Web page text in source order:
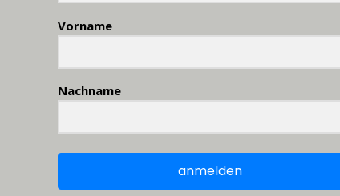
Vorname
Nachname
anmelden